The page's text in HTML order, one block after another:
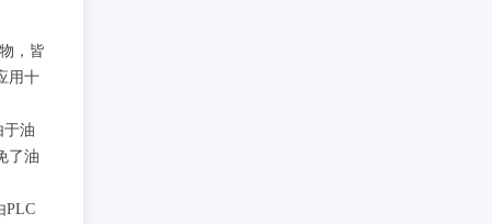
，皆
用十
于油
了油
PLC